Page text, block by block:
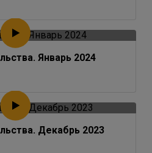
Январь 2024
Декабрь 2023